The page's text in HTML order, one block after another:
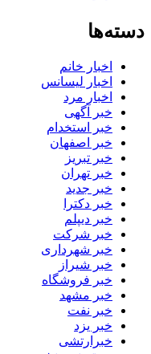
دسته‌ها
اخبار خانم
اخبار لیسانس
اخبار مرد
خبر آگهی
خبر استخدام
خبر اصفهان
خبر تبریز
خبر تهران
خبر جدید
خبر دکترا
خبر دیپلم
خبر شرکت
خبر شهرداری
خبر شیراز
خبر فروشگاه
خبر مشهد
خبر نفت
خبر یزد
خبرارتشی